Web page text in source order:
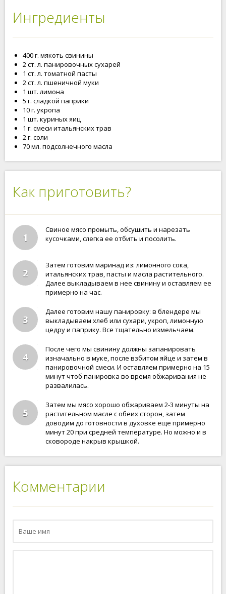
Ингредиенты
400 г. мякоть свинины
2 ст. л. панировочных сухарей
1 ст. л. томатной пасты
2 ст. л. пшеничной муки
1 шт. лимона
5 г. сладкой паприки
10 г. укропа
1 шт. куриных яиц
1 г. смеси итальянских трав
2 г. соли
70 мл. подсолнечного масла
Как приготовить?
1
Свиное мясо промыть, обсушить и нарезать
кусочками, слегка ее отбить и посолить.
2
Затем готовим маринад из: лимонного сока,
итальянских трав, пасты и масла растительного.
Далее выкладываем в нее свинину и оставляем ее
примерно на час.
3
Далее готовим нашу панировку: в блендере мы
выкладываем хлеб или сухари, укроп, лимонную
цедру и паприку. Все тщательно измельчаем.
4
После чего мы свинину должны запанировать
изначально в муке, после взбитом яйце и затем в
панировочной смеси. И оставляем примерно на 15
минут чтоб панировка во время обжаривания не
развалилась.
5
Затем мы мясо хорошо обжариваем 2-3 минуты на
растительном масле с обеих сторон, затем
доводим до готовности в духовке еще примерно
минут 20 при средней температуре. Но можно и в
сковороде накрыв крышкой.
Комментарии